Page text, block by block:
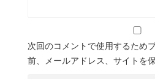
次回のコメントで使用するため
前、メールアドレス、サイトを保